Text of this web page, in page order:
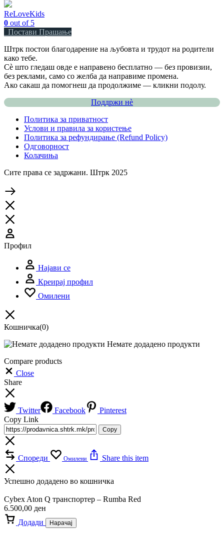
ReLoveKids
0 out of 5
Постави Прашање
Штрк постои благодарение на љубовта и трудот на родители
како тебе.
Сè што гледаш овде е направено бесплатно — без провизии,
без реклами, само со желба да направиме промена.
Ако сакаш да помогнеш да продолжиме — кликни подолу.
Поддржи нѐ
Политика за приватност
Услови и правила за користење
Политика за рефундирање (Refund Policy)
Одговорност
Колачиња
Сите права се задржани. Штрк 2025
Профил
Најави се
Креирај профил
Омилени
Кошничка(0)
Немате додадено продукти
Compare products
Close
Share
Twitter Facebook
Pinterest
Copy Link
Copy
Спореди Омилени Share this item
Успешно додадено во кошничка
Cybex Aton Q транспортер – Rumba Red
6.500,00 ден
Додади
Нарачај